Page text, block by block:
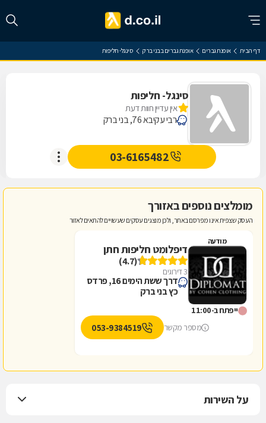
דף הבית אופנת גברים אופנת גברים בבני ברק סינגל- חליפות
סינגל- חליפות
אין עדיין חוות דעת
רבי עקיבא 76, בני ברק
03-6165482
מומלצים נוספים באזורך
העסק שצפית אינו מפרסם באתר, ולכן מוצגים עסקים שעשויים להתאים לאזור
מודעה
דיפלומט חליפות חתן
(4.7)
3 דירוגים
דרך ששת הימים 16, פרדס
כץ בני ברק
ייפתח ב-11:00
מספר מקשר
053-9384519
על השירות